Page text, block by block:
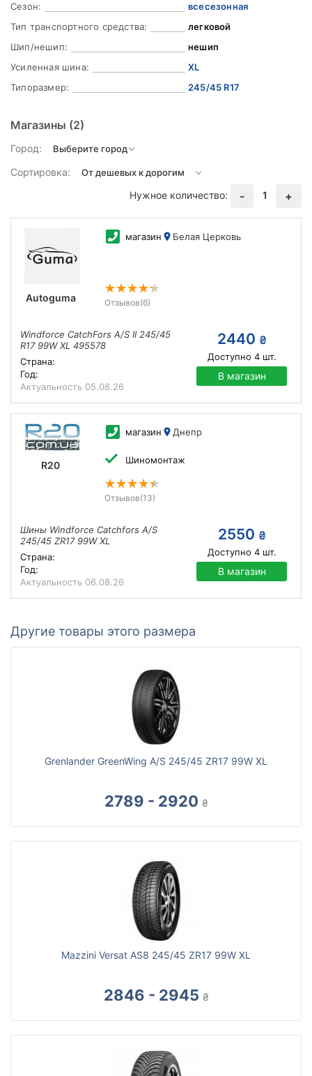
Сезон:
всесезонная
Тип транспортного средства:
легковой
Шип/нешип:
нешип
Усиленная шина:
XL
Типоразмер:
245/45 R17
Магазины (2)
Город:
Сортировка:
Нужное количество:
- 1 +
Autoguma
магазин Белая Церковь
Отзывов(6)
Windforce CatchFors A/S II 245/45
R17 99W XL 495578
Страна:
Год:
Актуальность 05.08.26
2440 ₴
Доступно 4шт.
В магазин
R20
магазин Днепр
Шиномонтаж
Отзывов(13)
Шины Windforce Catchfors A/S
245/45 ZR17 99W XL
Страна:
Год:
Актуальность 06.08.26
2550 ₴
Доступно 4шт.
В магазин
Другие товары этого размера
Grenlander GreenWing A/S 245/45 ZR17 99W XL
2789 - 2920 ₴
Mazzini Versat AS8 245/45 ZR17 99W XL
2846 - 2945 ₴